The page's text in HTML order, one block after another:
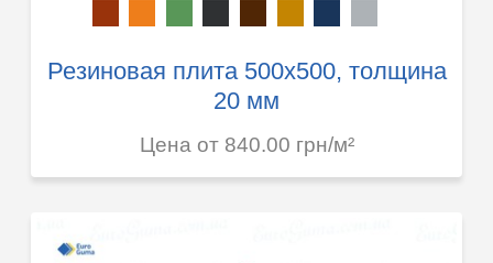
Резиновая плита 500х500, толщина
20 мм
Цена от 840.00 грн/м²